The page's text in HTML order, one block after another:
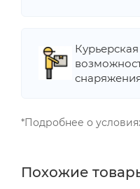
*Подробнее о
Похожие